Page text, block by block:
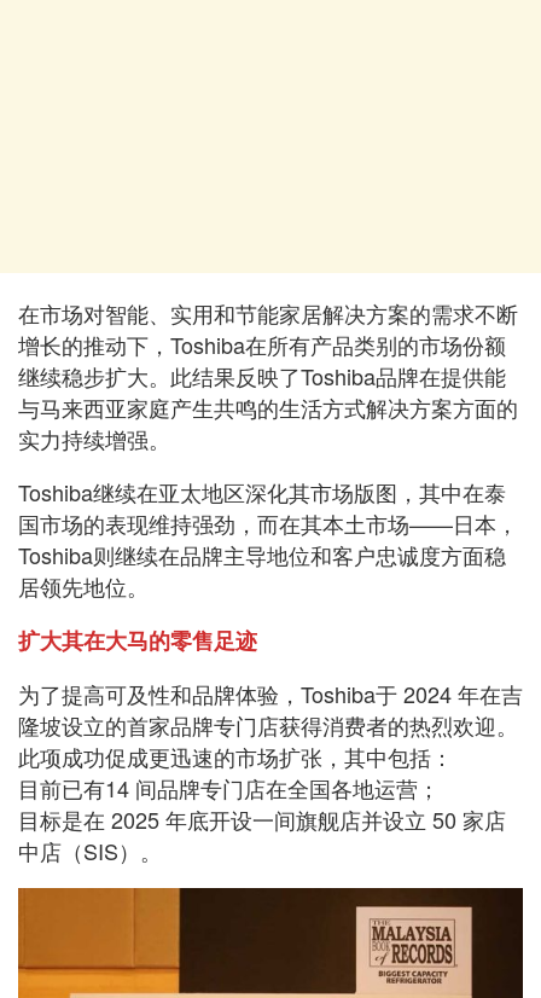
在市场对智能、实用和节能家居解决方案的需求不断
增长的推动下，Toshiba在所有产品类别的市场份额
继续稳步扩大。此结果反映了Toshiba品牌在提供能
与马来西亚家庭产生共鸣的生活方式解决方案方面的
实力持续增强。
Toshiba继续在亚太地区深化其市场版图，其中在泰
国市场的表现维持强劲，而在其本土市场——日本，
Toshiba则继续在品牌主导地位和客户忠诚度方面稳
居领先地位。
扩大其在大马的零售足迹
为了提高可及性和品牌体验，Toshiba于 2024 年在吉
隆坡设立的首家品牌专门店获得消费者的热烈欢迎。
此项成功促成更迅速的市场扩张，其中包括：
目前已有14 间品牌专门店在全国各地运营；
目标是在 2025 年底开设一间旗舰店并设立 50 家店
中店（SIS）。